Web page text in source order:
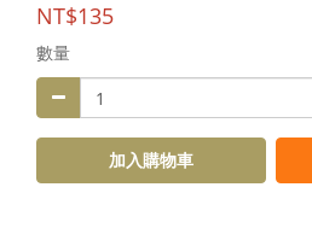
NT$135
數量
加入購物車